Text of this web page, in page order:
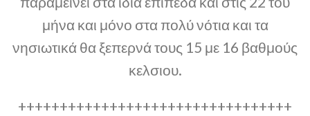
μήνα και μόνο στα πολύ νότια και τα
νησιωτικά θα ξεπερνά τους 15 με 16 βαθμούς
κελσιου.
+++++++++++++++++++++++++++++++++